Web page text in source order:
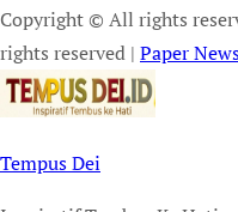
Copyright © All rights
rights reserved | Paper
Tempus Dei